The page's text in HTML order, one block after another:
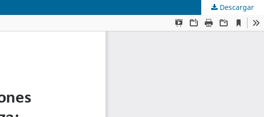
Descargar